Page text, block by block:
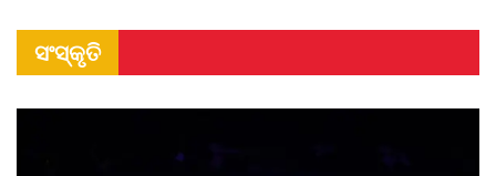
ସଂସ୍କୃତି